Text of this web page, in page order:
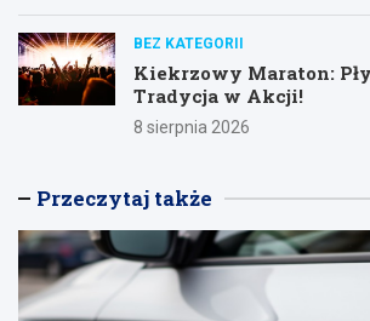
BEZ KATEGORII
Kiekrzowy Maraton:
Tradycja w Akcji!
8 sierpnia 2026
Przeczytaj także